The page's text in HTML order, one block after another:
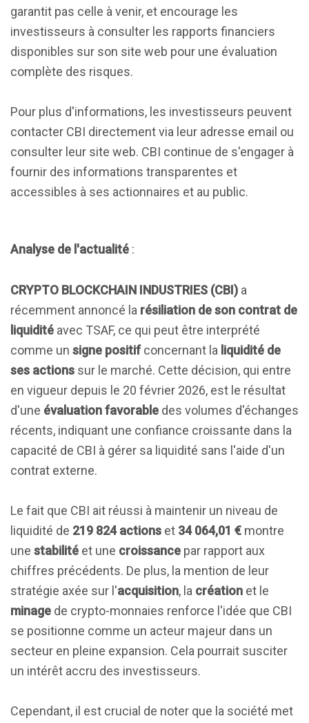
garantit pas celle à venir, et encourage les
investisseurs à consulter les rapports financiers
disponibles sur son site web pour une évaluation
complète des risques.
Pour plus d'informations, les investisseurs peuvent
contacter CBI directement via leur adresse email ou
consulter leur site web. CBI continue de s'engager à
fournir des informations transparentes et
accessibles à ses actionnaires et au public.
Analyse de l'actualité :
CRYPTO BLOCKCHAIN INDUSTRIES (CBI) a
récemment annoncé la résiliation de son contrat de
liquidité avec TSAF, ce qui peut être interprété
comme un signe positifconcernant la liquidité de
ses actions sur le marché. Cette décision, qui entre
en vigueur depuis le 20 février 2026, est le résultat
d'une évaluation favorable des volumes d'échanges
récents, indiquant une confiance croissante dans la
capacité de CBI à gérer sa liquidité sans l'aide d'un
contrat externe.
Le fait que CBI ait réussi à maintenir un niveau de
liquidité de 219 824 actions et 34 064,01 € montre
une stabilité et une croissance par rapport aux
chiffres précédents. De plus, la mention de leur
stratégie axée sur l'acquisition, la création et le
minage de crypto-monnaies renforce l'idée que CBI
se positionne comme un acteur majeur dans un
secteur en pleine expansion. Cela pourrait susciter
un intérêt accru des investisseurs.
Cependant, il est crucial de noter que la société met